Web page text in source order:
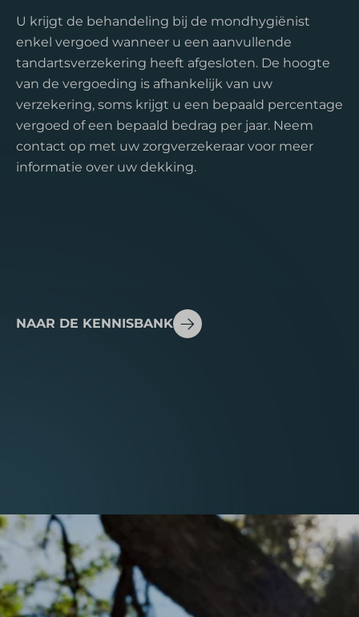
U krijgt de behandeling bij de mondhygiënist
enkel vergoed wanneer u een aanvullende
tandartsverzekering heeft afgesloten. De hoogte
van de vergoeding is afhankelijk van uw
verzekering, soms krijgt u een bepaald percentage
vergoed of een bepaald bedrag per jaar. Neem
contact op met uw zorgverzekeraar voor meer
informatie over uw dekking.
NAAR DE KENNISBANK